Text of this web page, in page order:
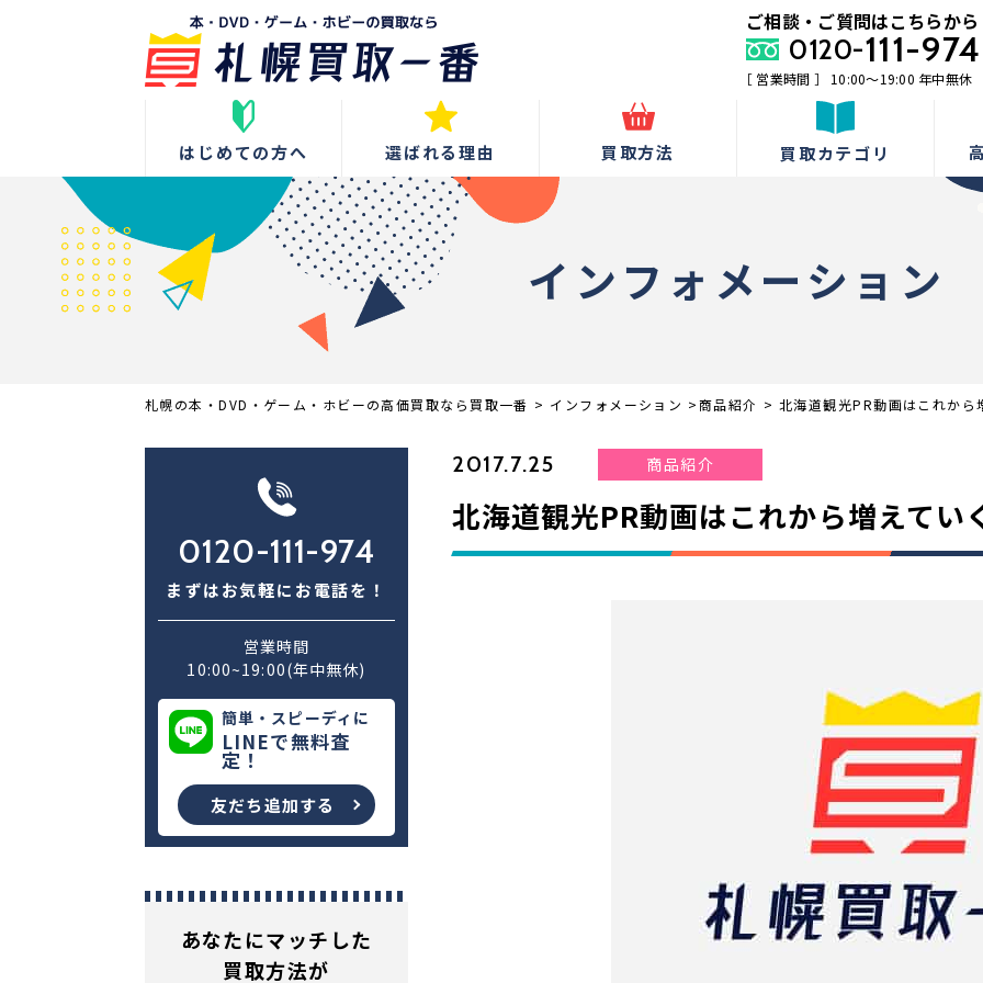
ご相談・ご質問はこちらから
0120-111-974
［ 営業時間 ］ 10:00〜19:00 年中無休
はじめての方へ 選ばれる理由 買取方法 買取カテゴリ
インフォメーション
札幌の本・DVD・ゲーム・ホビーの高価買取なら買取一番 > インフォメーション >商品紹介 > 北海道観光PR動画はこれから
0120-111-974
まずはお気軽にお電話を！
営業時間
10:00~19:00(年中無休)
簡単・スピーディに
LINEで無料査
定！
友だち追加する
あなたにマッチした
買取方法が
2017.7.25 商品紹介
北海道観光PR動画はこれから増えてい